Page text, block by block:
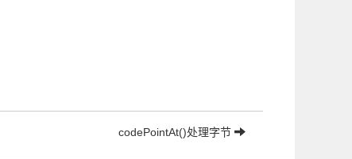
codePointAt()处理字节